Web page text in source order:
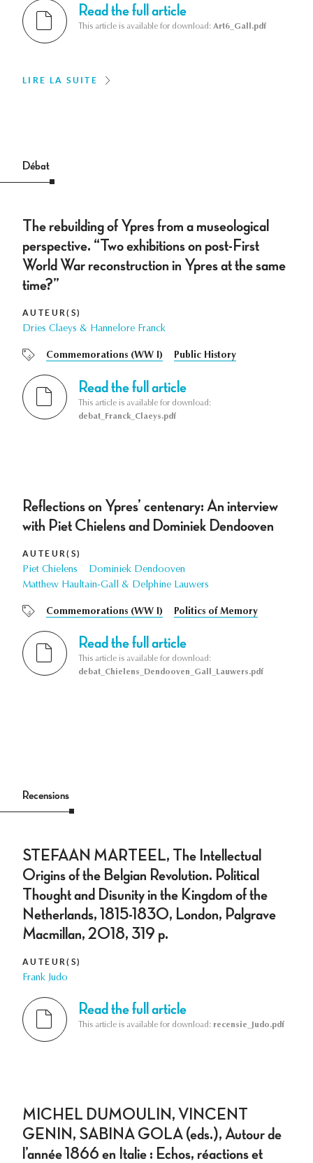
Read the full article
This article is available for download: Art6_Gall.pdf
LIRE LA SUITE
Débat
The rebuilding of Ypres from a museological
perspective. “Two exhibitions on post-First
World War reconstruction in Ypres at the same
time?”
AUTEUR(S)
Dries Claeys & Hannelore Franck
Commemorations (WW I) Public History
Read the full article
This article is available for download:
debat_Franck_Claeys.pdf
Reflections on Ypres’ centenary: An interview
with Piet Chielens and Dominiek Dendooven
AUTEUR(S)
Piet Chielens
Dominiek Dendooven
Matthew Haultain-Gall & Delphine Lauwers
Commemorations (WW I) Politics of Memory
Read the full article
This article is available for download:
debat_Chielens_Dendooven_Gall_Lauwers.pdf
Recensions
STEFAAN MARTEEL, The Intellectual
Origins of the Belgian Revolution. Political
Thought and Disunity in the Kingdom of the
Netherlands, 1815-1830, London, Palgrave
Macmillan, 2018, 319 p.
AUTEUR(S)
Frank Judo
Read the full article
This article is available for download: recensie_Judo.pdf
MICHEL DUMOULIN, VINCENT
GENIN, SABINA GOLA (eds.), Autour de
l’année 1866 en Italie : Echos, réactions et